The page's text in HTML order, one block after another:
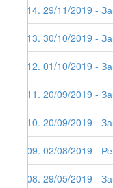
214. 29/11/2019 -
213. 30/10/2019 -
212. 01/10/2019 -
211. 20/09/2019 -
210. 20/09/2019 -
209. 02/08/2019 -
208. 29/05/2019 -